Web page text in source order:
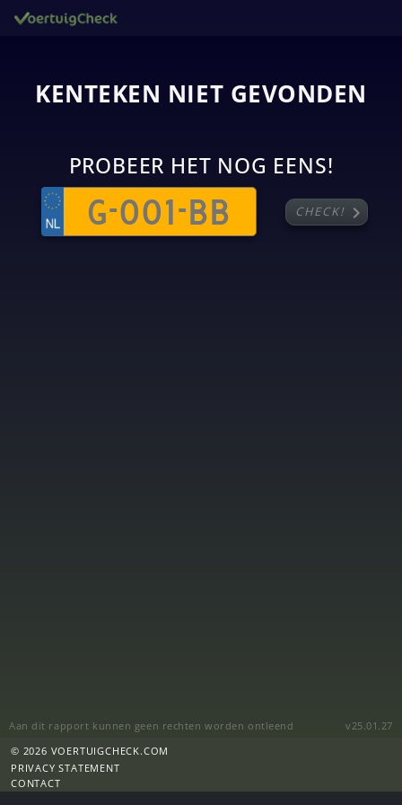
KENTEKEN NIET GEVONDEN
PROBEER HET NOG EENS!
CHECK! chevron_right
Aan dit rapport kunnen geen rechten worden ontleend
v25.01.27
© 2026 VOERTUIGCHECK.COM
PRIVACY STATEMENT
CONTACT